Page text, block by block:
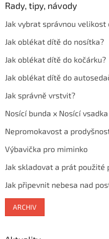
Rady, tipy, návody
Jak vybrat správnou velikost
Jak oblékat dítě do nosítka?
Jak oblékat dítě do kočárku?
Jak oblékat dítě do
Jak správně vrstvit?
Nosící bunda x Nosící
Nepromokavost a
Výbavička pro miminko
Jak skladovat a prát použité
Jak připevnit nebesa nad
ARCHIV